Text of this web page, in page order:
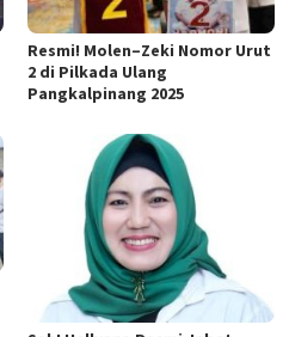
Resmi! Molen–Zeki Nomor Urut
2 di Pilkada Ulang
Pangkalpinang 2025